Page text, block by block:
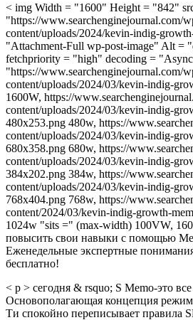
< img Width = "1600" Height = "842"
"https://www.searchenginejournal.com/
content/uploads/2024/kevin-indig-
"Attachment-Full wp-post-image" Alt =
fetchpriority = "high" decoding =
"https://www.searchenginejournal.com/
content/uploads/2024/03/kevin-indig-
1600W, https://
content/uploads/2024/03/kevin-indig-
480x253.png 480w, https://
content/uploads/2024/03/kevin-indig-
680x358.png 680w, https://
content/uploads/2024/03/kevin-indig-
384x202.png 384w, https://
content/uploads/2024/03/kevin-indig-
768x404.png 768w, https://
content/2024/03/kevin-indig-growth-
1024w "sits =" (max-width) 100VW,
повысить свои навыки с помощью
Еженедельные экспертные
бесплатно!
< p > сегодня & rsquo; S Memo-это
Основополагающая концепция
Ти спокойно переписывает правила